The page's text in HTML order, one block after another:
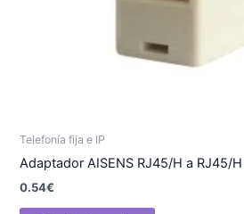
Telefonía fija e IP
Adaptador AISENS RJ45/H a RJ45/
0.54€